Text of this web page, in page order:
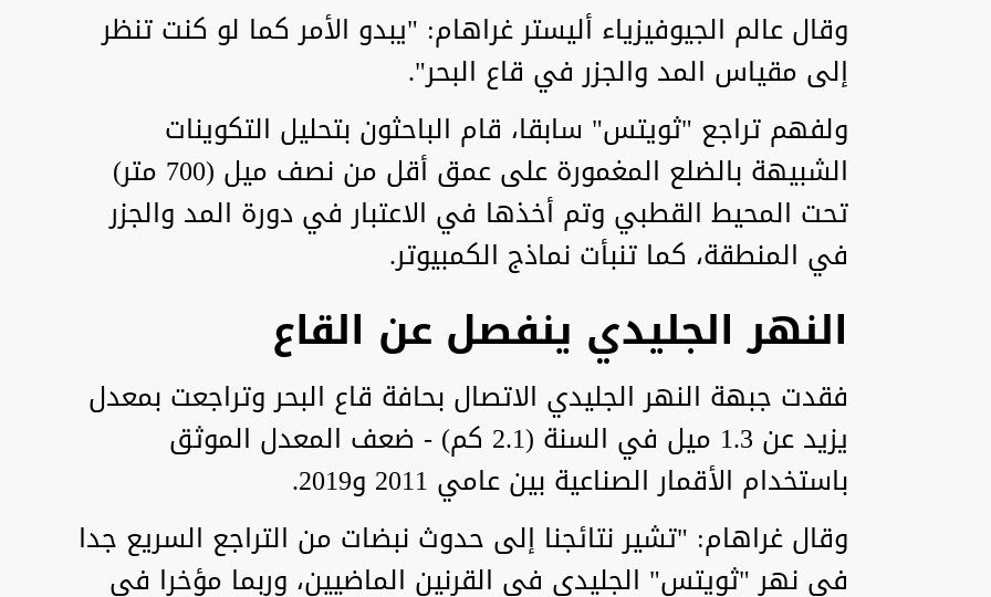
وقال عالم الجيوفيزياء أليستر غراهام: "يبدو الأمر كما لو كنت تنظر
إلى مقياس المد والجزر في قاع البحر".
ولفهم تراجع "ثويتس" سابقا، قام الباحثون بتحليل التكوينات
الشبيهة بالضلع المغمورة على عمق أقل من نصف ميل (700 متر)
تحت المحيط القطبي وتم أخذها في الاعتبار في دورة المد والجزر
في المنطقة، كما تنبأت نماذج الكمبيوتر.
النهر الجليدي ينفصل عن القاع
فقدت جبهة النهر الجليدي الاتصال بحافة قاع البحر وتراجعت بمعدل
يزيد عن 1.3 ميل في السنة (2.1 كم) - ضعف المعدل الموثق
باستخدام الأقمار الصناعية بين عامي 2011 و2019.
وقال غراهام: "تشير نتائجنا إلى حدوث نبضات من التراجع السريع جدا
في نهر "ثويتس" الجليدي في القرنين الماضيين، وربما مؤخرا في